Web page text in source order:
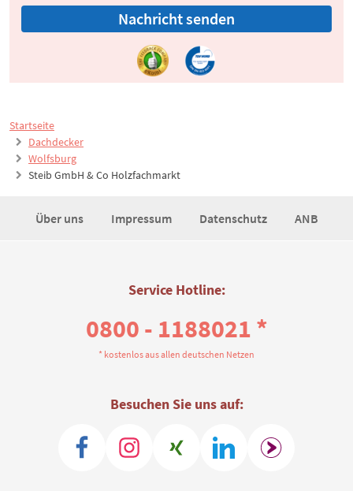
Startseite
Dachdecker
Wolfsburg
Steib GmbH & Co Holzfachmarkt
Nachricht senden
Über uns Impressum Datenschutz ANB
Service Hotline:
0800 - 1188021 *
* kostenlos aus allen deutschen Netzen
Besuchen Sie uns auf: